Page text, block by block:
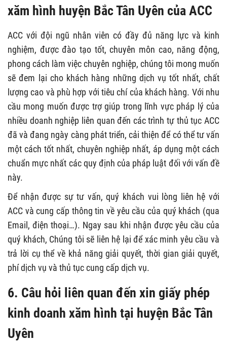
xăm hình huyện Bắc Tân Uyên của ACC
ACC với đội ngũ nhân viên có đầy đủ năng lực và kinh
nghiệm, được đào tạo tốt, chuyên môn cao, năng động,
phong cách làm việc chuyên nghiệp, chúng tôi mong muốn
sẽ đem lại cho khách hàng những dịch vụ tốt nhất, chất
lượng cao và phù hợp với tiêu chí của khách hàng. Với nhu
cầu mong muốn được trợ giúp trong lĩnh vực pháp lý của
nhiều doanh nghiệp liên quan đến các trình tự thủ tục ACC
đã và đang ngày càng phát triển, cải thiện để có thể tư vấn
một cách tốt nhất, chuyên nghiệp nhất, áp dụng một cách
chuẩn mực nhất các quy định của pháp luật đối với vấn đề
này.
Để nhận được sự tư vấn, quý khách vui lòng liên hệ với
ACC và cung cấp thông tin về yêu cầu của quý khách (qua
Email, điện thoại…). Ngay sau khi nhận được yêu cầu của
quý khách, Chúng tôi sẽ liên hệ lại để xác minh yêu cầu và
trả lời cụ thể về khả năng giải quyết, thời gian giải quyết,
phí dịch vụ và thủ tục cung cấp dịch vụ.
6. Câu hỏi liên quan đến xin giấy phép
kinh doanh xăm hình tại huyện Bắc Tân
Uyên